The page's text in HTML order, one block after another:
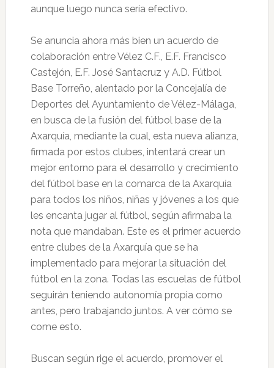
aunque luego nunca sería efectivo.
Se anuncia ahora más bien un acuerdo de
colaboración entre Vélez C.F., E.F. Francisco
Castejón, E.F. José Santacruz y A.D. Fútbol
Base Torreño, alentado por la Concejalía de
Deportes del Ayuntamiento de Vélez-Málaga,
en busca de la fusión del fútbol base de la
Axarquía, mediante la cual, esta nueva alianza,
firmada por estos clubes, intentará crear un
mejor entorno para el desarrollo y crecimiento
del fútbol base en la comarca de la Axarquía
para todos los niños, niñas y jóvenes a los que
les encanta jugar al fútbol, según afirmaba la
nota que mandaban. Este es el primer acuerdo
entre clubes de la Axarquía que se ha
implementado para mejorar la situación del
fútbol en la zona. Todas las escuelas de fútbol
seguirán teniendo autonomía propia como
antes, pero trabajando juntos. A ver cómo se
come esto.
Buscan según rige el acuerdo, promover el